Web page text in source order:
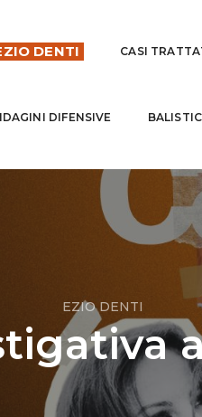
DENTI CASI
DIFENSIVE
EZIO DENTI